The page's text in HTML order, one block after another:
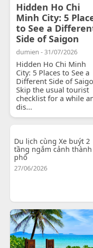
Hidden Ho Chi
Minh City: 5
to See a
Side of Saigon
dumien - 31/07/2026
Hidden Ho Chi Minh
City: 5 Places to See a
Different Side of
Skip the usual tourist
checklist for a while
dis...
Du lịch cùng Xe buýt 2
tầng ngắm cảnh thành
phố
27/06/2026